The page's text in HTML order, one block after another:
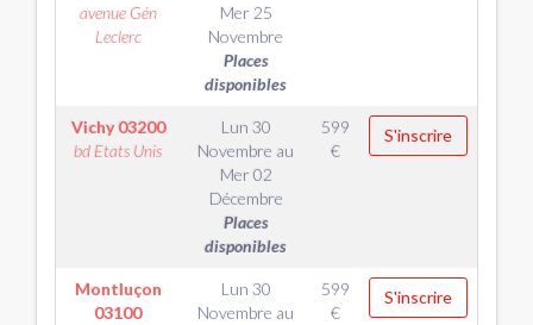
avenue Gén
Leclerc
Mer 25
Novembre
Places
disponibles
Vichy03200
bd Etats Unis
Lun 30
Novembre au
Mer 02
Décembre
Places
disponibles
599
€
S'inscrire
Montluçon
03100
Lun 30
Novembre au
599
€
S'inscrire